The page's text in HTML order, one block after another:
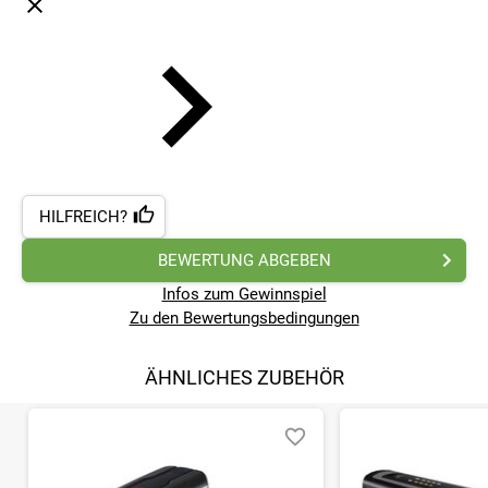
HILFREICH?
BEWERTUNG ABGEBEN
Infos zum Gewinnspiel
Zu den Bewertungsbedingungen
ÄHNLICHES ZUBEHÖR